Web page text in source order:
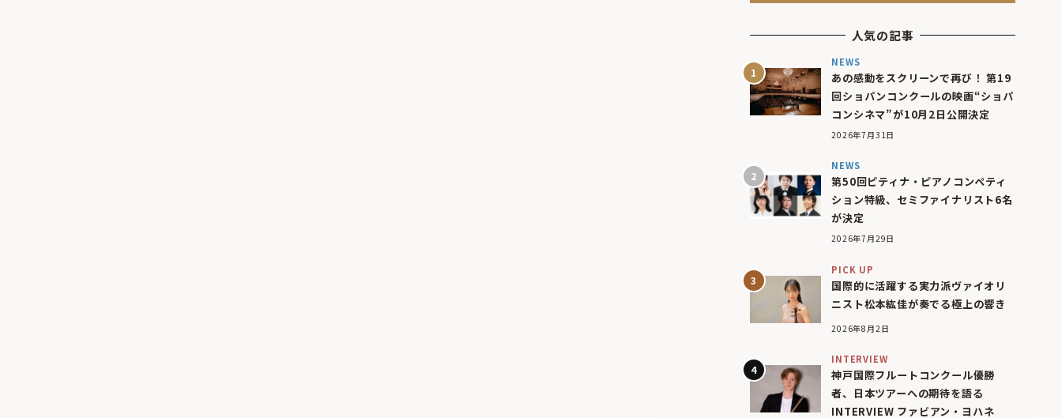
人気の記事
NEWS
あの感動をスクリーンで再び！ 第19
回ショパンコンクールの映画“ショパ
コンシネマ”が10月2日公開決定
2026年7月31日
NEWS
第50回ピティナ・ピアノコンペティ
ション特級、セミファイナリスト6名
が決定
2026年7月29日
PICK UP
国際的に活躍する実力派ヴァイオリ
ニスト松本紘佳が奏でる極上の響き
2026年8月2日
INTERVIEW
神戸国際フルートコンクール優勝
者、日本ツアーへの期待を語る
INTERVIEW ファビアン・ヨハネ